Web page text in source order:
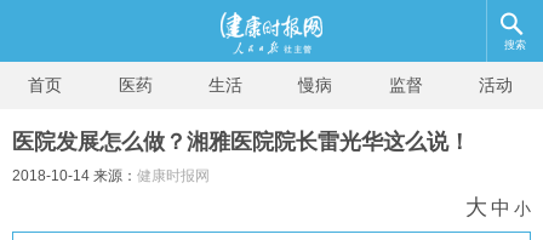
搜索
首页 医药 生活 慢病 监督 活动
医院发展怎么做？湘雅医院院长雷光华这么说！
2018-10-14 来源： 健康时报网
大 中 小